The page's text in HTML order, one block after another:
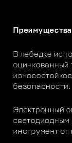
В лебедке
оцинкованный
безопасности.
Электронный
светодиодным
инструмент от